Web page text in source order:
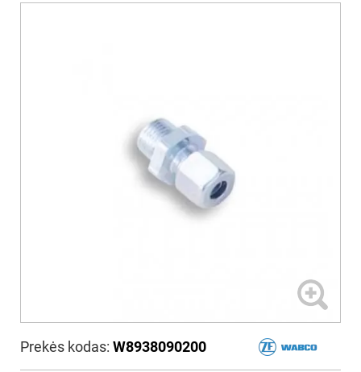
Prekės kodas: W8938090200